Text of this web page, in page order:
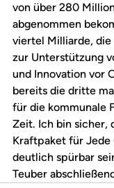
von über 280
abgenommen
viertel Milliarde, die
zur Unterstützung
und Innovation vor
bereits die dritte
für die kommunale
Zeit. Ich bin sicher,
Kraftpaket für Jede
deutlich spürbar
Teuber